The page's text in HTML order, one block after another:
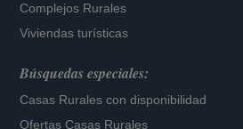
Complejos Rurales
Viviendas turísticas
Búsquedas especiales:
Casas Rurales con disponibilidad
Ofertas Casas Rurales